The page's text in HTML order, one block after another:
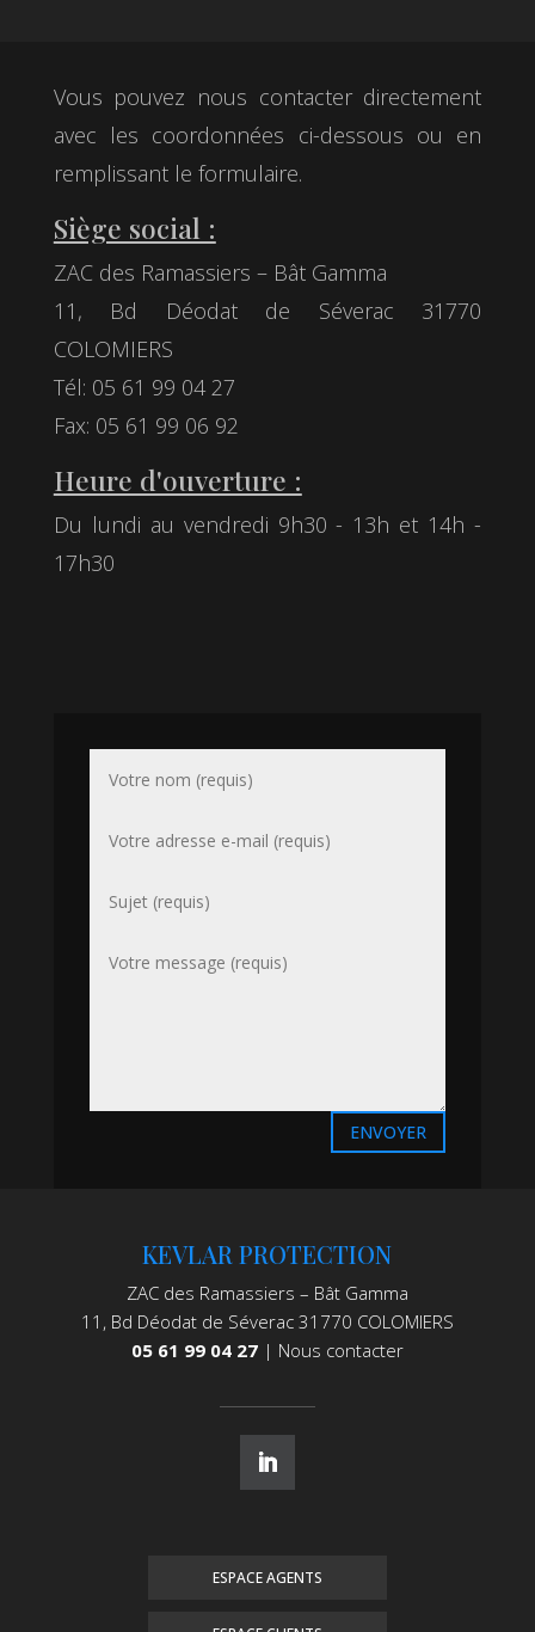
Vous pouvez nous contacter directement
avec les coordonnées ci-dessous ou en
remplissant le formulaire.
Siège social :
ZAC des Ramassiers – Bât Gamma
11, Bd Déodat de Séverac 31770
COLOMIERS
Tél: 05 61 99 04 27
Fax: 05 61 99 06 92
Heure d'ouverture :
Du lundi au vendredi 9h30 - 13h et 14h -
17h30
ENVOYER
KEVLAR PROTECTION
ZAC des Ramassiers – Bât Gamma
11, Bd Déodat de Séverac 31770 COLOMIERS
05 61 99 04 27 | Nous contacter
ESPACE AGENTS